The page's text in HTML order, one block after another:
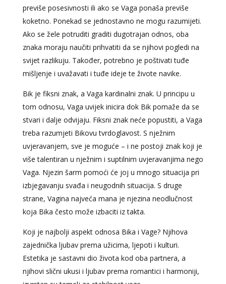
previše posesivnosti ili ako se Vaga ponaša previše
koketno. Ponekad se jednostavno ne mogu razumijeti.
Ako se žele potruditi graditi dugotrajan odnos, oba
znaka moraju naučiti prihvatiti da se njihovi pogledi na
svijet razlikuju. Također, potrebno je poštivati tuđe
mišljenje i uvažavati i tuđe ideje te živote navike.
Bik je fiksni znak, a Vaga kardinalni znak. U principu u
tom odnosu, Vaga uvijek inicira dok Bik pomaže da se
stvari i dalje odvijaju. Fiksni znak neće popustiti, a Vaga
treba razumjeti Bikovu tvrdoglavost. S nježnim
uvjeravanjem, sve je moguće – i ne postoji znak koji je
više talentiran u nježnim i suptilnim uvjeravanjima nego
Vaga. Njezin šarm pomoći će joj u mnogo situacija pri
izbjegavanju svađa i neugodnih situacija. S druge
strane, Vagina najveća mana je njezina neodlučnost
koja Bika često može izbaciti iz takta.
Koji je najbolji aspekt odnosa Bika i Vage? Njihova
zajednička ljubav prema užicima, ljepoti i kulturi.
Estetika je sastavni dio života kod oba partnera, a
njihovi slični ukusi i ljubav prema romantici i harmoniji,